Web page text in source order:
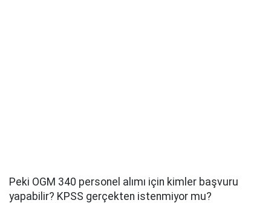
Peki OGM 340 personel alımı için kimler başvuru
yapabilir? KPSS gerçekten istenmiyor mu?